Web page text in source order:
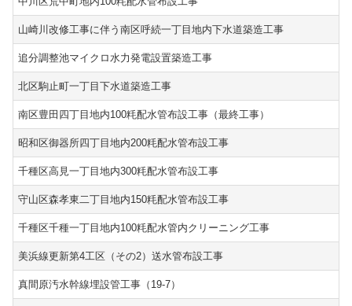
山崎川改修工事に伴う南区呼続一丁目地内下水道築造工事
追分調整池マイクロ水力発電設置築造工事
北区駒止町一丁目下水道築造工事
南区豊田四丁目地内100粍配水管布設工事（最終工事）
昭和区御器所四丁目地内200粍配水管布設工事
千種区高見一丁目地内300粍配水管布設工事
守山区森孝東二丁目地内150粍配水管布設工事
千種区千種一丁目地内100粍配水管内クリーニング工事
美浜線更新第4工区（その2）送水管布設工事
真間原汚水幹線埋設管工事（19-7）